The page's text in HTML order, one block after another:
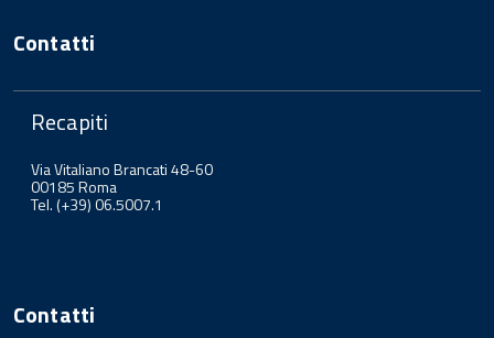
Contatti
Recapiti
Via Vitaliano Brancati 48-60
00185 Roma
Tel. (+39) 06.5007.1
Contatti